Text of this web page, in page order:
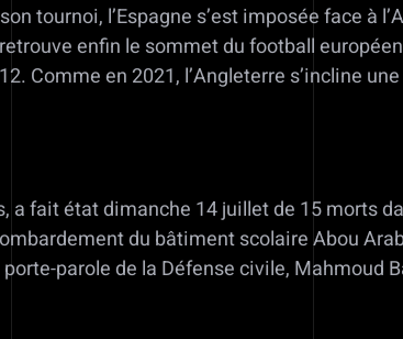
tournoi, l’Espagne s’est imposée face à
enfin le sommet du football
Comme en 2021, l’Angleterre s’incline
a fait état dimanche 14 juillet de 15 morts
du bâtiment scolaire Abou
parole de la Défense civile, Mahmoud